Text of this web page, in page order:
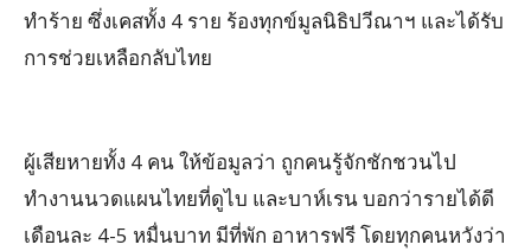
ทำร้าย ซึ่งเคสทั้ง 4 ราย ร้องทุกข์มูลนิธิปวีณาฯ และได้รับ
การช่วยเหลือกลับไทย
ผู้เสียหายทั้ง 4 คน ให้ข้อมูลว่า ถูกคนรู้จักชักชวนไป
ทำงานนวดแผนไทยที่ดูไบ และบาห์เรน บอกว่ารายได้ดี
เดือนละ 4-5 หมื่นบาท มีที่พัก อาหารฟรี โดยทุกคนหวังว่า